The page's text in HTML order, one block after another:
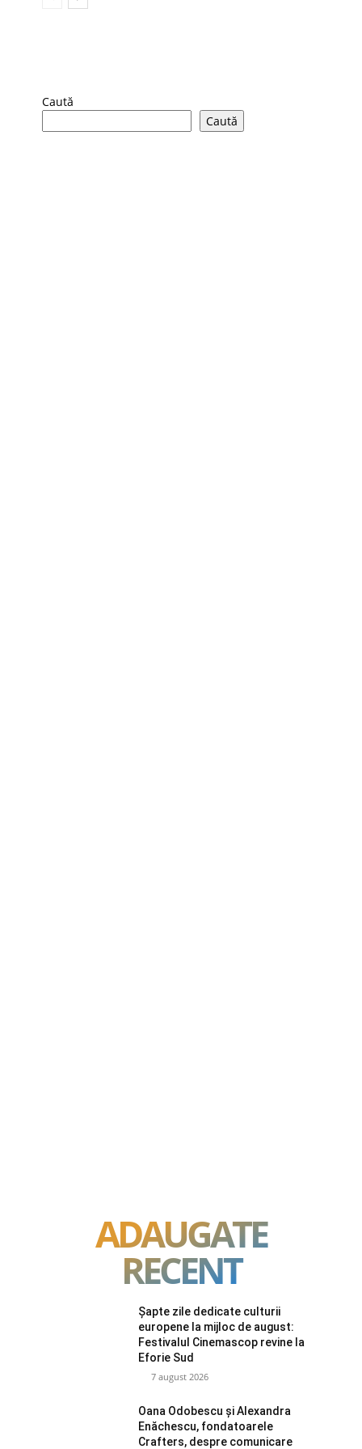
Caută
Caută
ADAUGATE
RECENT
Șapte zile dedicate culturii
europene la mijloc de august:
Festivalul Cinemascop revine la
Eforie Sud
7 august 2026
Oana Odobescu și Alexandra
Enăchescu, fondatoarele
Crafters, despre comunicare